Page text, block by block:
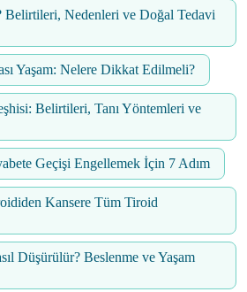
Nedenleri ve Doğal Tedavi
Yaşam: Nelere Dikkat Edilmeli?
Belirtileri, Tanı Yöntemleri ve
Geçişi Engellemek İçin 7 Adım
Kansere Tüm Tiroid
Düşürülür? Beslenme ve Yaşam